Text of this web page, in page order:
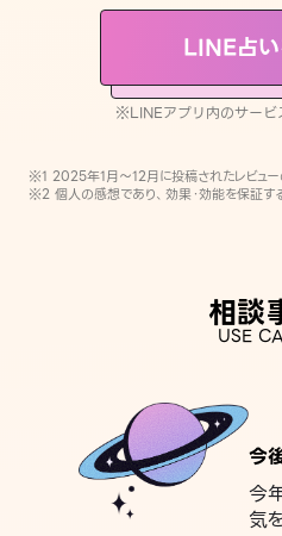
LINE占
※LINEアプリ内のサービ
※1 2025年1月〜12月に投稿されたレビュ
※2 個人の感想であり、効果・効能を保証す
相談
USE
今
今
気